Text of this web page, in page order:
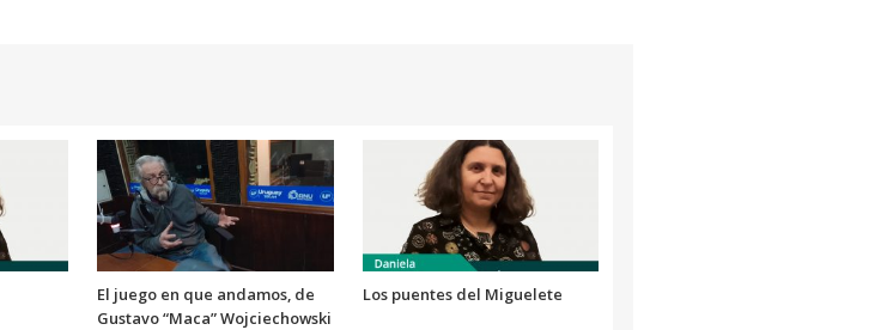
volumen.
El juego en que andamos, de
Gustavo “Maca” Wojciechowski
Los puentes del Miguelete